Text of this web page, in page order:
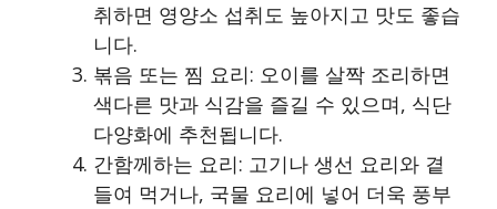
취하면 영양소 섭취도 높아지고 맛도 좋습
니다.
볶음 또는 찜 요리: 오이를 살짝 조리하면
색다른 맛과 식감을 즐길 수 있으며, 식단
다양화에 추천됩니다.
간함께하는 요리: 고기나 생선 요리와 곁
들여 먹거나, 국물 요리에 넣어 더욱 풍부